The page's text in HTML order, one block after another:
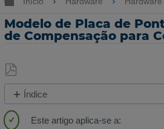
Modelo de Placa de
de Compensação para
Salvar
como
PDF
Índice
Rápidas